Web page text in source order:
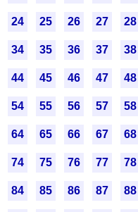
24 25 26 27 28
34 35 36 37 38
44 45 46 47 48
54 55 56 57 58
64 65 66 67 68
74 75 76 77 78
84 85 86 87 88